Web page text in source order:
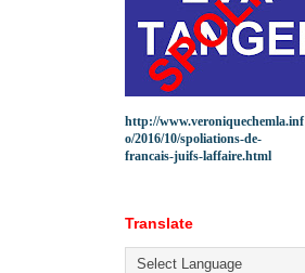
http://www.veroniquechemla.inf
o/2016/10/spoliations-de-
francais-juifs-laffaire.html
Translate